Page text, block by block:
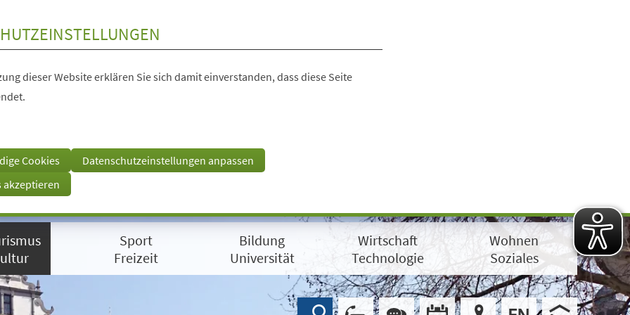
dieser Website erklären Sie sich damit einverstanden, dass diese Seite
Cookies
Datenschutzeinstellungen anpassen
akzeptieren
Sport
Freizeit
Bildung
Universität
Wirtschaft
Technologie
Wohnen
Soziales